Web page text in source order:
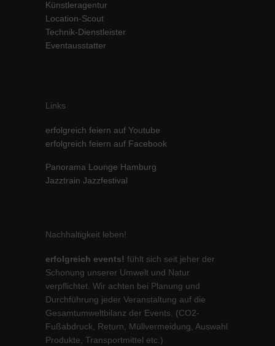
Künstleragentur
Location-Scout
Technik-Dienstleister
Eventausstatter
Links
erfolgreich feiern auf Youtube
erfolgreich feiern auf Facebook
Panorama Lounge Hamburg
Jazztrain Jazzfestival
Nachhaltigkeit leben!
erfolgreich events! fühlt sich seit jeher der
Schonung unserer Umwelt und Natur
verpflichtet. Wir achten bei Planung und
Durchführung jeder Veranstaltung auf die
Gesamtumweltbilanz der Events. (CO2-
Fußabdruck, Return, Müllvermeidung, Auswahl
Produkte, Transportmittel etc.)
Inhalte von Videoplattformen und Social-Media-Plattformen werden
standardmäßig blockiert. Wenn Cookies von externen Medien akzeptiert
werden, bedarf der Zugriff auf diese Inhalte keiner manuellen Einwilligung